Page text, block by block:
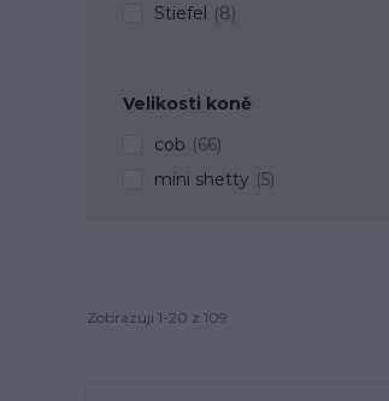
Stiefel (8)
Velikosti koně
cob (66)
mini shetty (5)
Zobrazuji 1-20 z 109